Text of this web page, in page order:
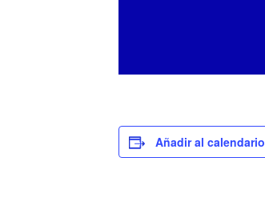
Añadir al calendario